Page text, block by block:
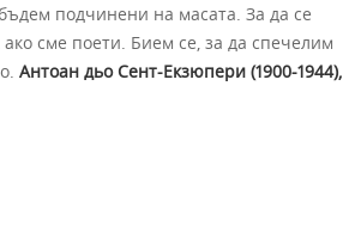
подчинени на масата. За да се
сме поети. Бием се, за да спечелим
Антоан дьо Сент-Екзюпери (1900-1944),